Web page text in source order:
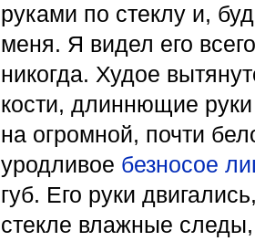
руками по стеклу и,
меня. Я видел его
никогда. Худое
кости, длиннющие
на огромной, почти
уродливое безносое
губ. Его руки
стекле влажные